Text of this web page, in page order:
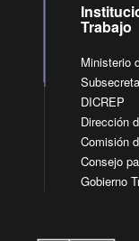
Trabajo
Ministerio
DICREP
Dirección
Comisión
Consejo
Gobierno